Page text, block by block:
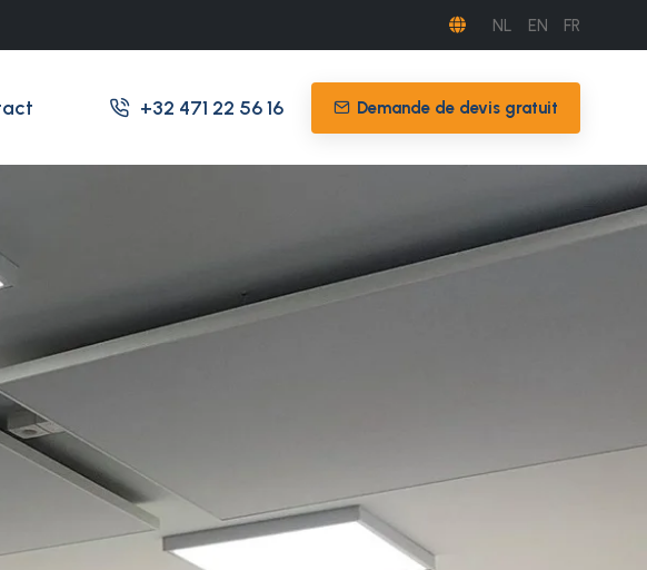
NL EN FR
+32 471 22 56 16 Demande de devis gratuit